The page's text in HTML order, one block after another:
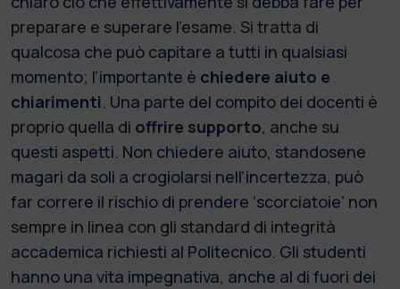
preparare e superare l’esame. Si tratta di
qualcosa che può capitare a tutti in qualsiasi
momento; l’importante è chiedere aiuto e
chiarimenti. Una parte del compito dei docenti è
proprio quella di offrire supporto, anche su
questi aspetti. Non chiedere aiuto, standosene
magari da soli a crogiolarsi nell’incertezza, può
far correre il rischio di prendere ‘scorciatoie’ non
sempre in linea con gli standard di integrità
accademica richiesti al Politecnico. Gli studenti
hanno una vita impegnativa, anche al di fuori dei